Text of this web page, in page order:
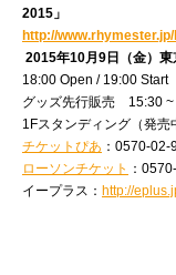
2015」
http://
2015年10月9日（金）
18:00 Open / 19:00 Start
グッズ先行販売 15:30 ~
1Fスタンディング（発
チケットぴあ ：0570-02-
ローソンチケット ：
イープラス： http://